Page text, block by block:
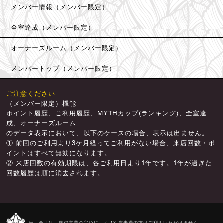
メンバー情報（メンバー限定）
全室達成（メンバー限定）
オーナーズルーム（メンバー限定）
メンバートップ（メンバー限定）
ご注意ください
（メンバー限定）機能
ポイント履歴、ご利用履歴、MYTHカップ(ランキング)、全室達
成、オーナーズルーム
のデータ表示において、以下のケースの場合、表示は出ません。
① 前回のご利用より3ケ月経ってご利用がない場合、来店回数・ポ
イントはすべて無効になります。
② 来店回数の有効期限は、各ご利用日より1年です。1年が過ぎた
回数履歴は順に消去されます。